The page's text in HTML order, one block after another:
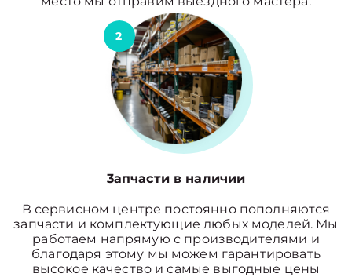
2
3апчасти в наличии
В сервисном центре постоянно пополняются
запчасти и комплектующие любых моделей. Мы
работаем напрямую с производителями и
благодаря этому мы можем гарантировать
высокое качество и самые выгодные цены